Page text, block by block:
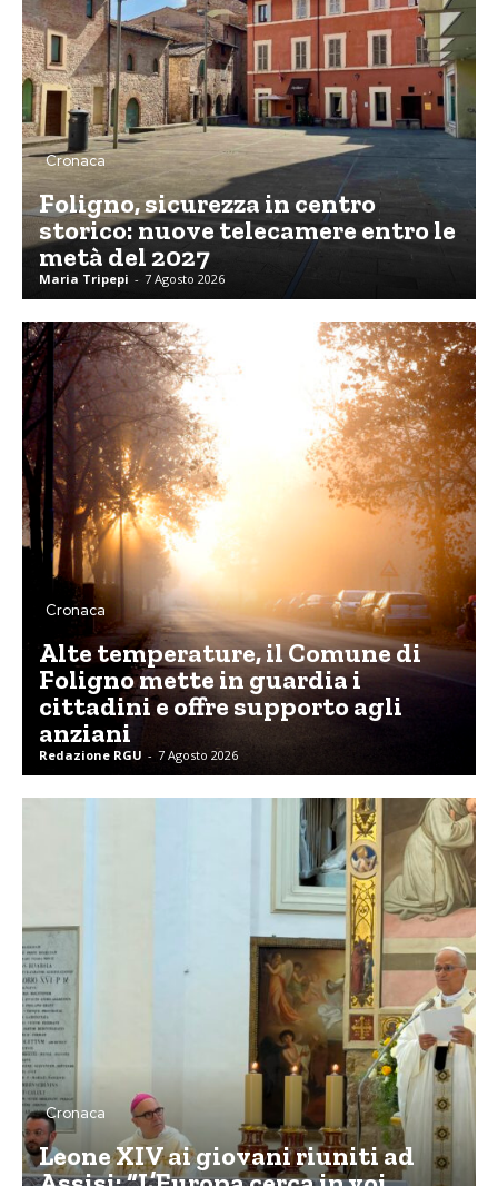
Cronaca
Foligno, sicurezza in centro
storico: nuove telecamere entro le
metà del 2027
Maria Tripepi - 7 Agosto 2026
Cronaca
Alte temperature, il Comune di
Foligno mette in guardia i
cittadini e offre supporto agli
anziani
Redazione RGU - 7 Agosto 2026
Cronaca
Leone XIV ai giovani riuniti ad